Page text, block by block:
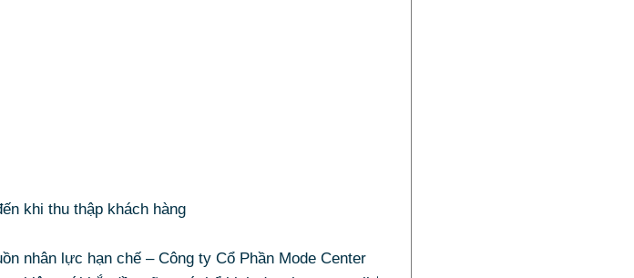
khi thu thập khách hàng
nhân lực hạn chế – Công ty Cổ Phần Mode Center